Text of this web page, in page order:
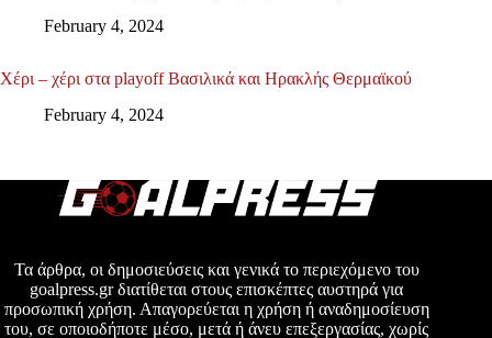
February 4, 2024
Χέρι – χέρι στα playoff Βασιλικά και Ηρακλής Θερμαϊκού
February 4, 2024
Τα άρθρα, οι δημοσιεύσεις και γενικά το περιεχόμενο του
goalpress.gr διατίθεται στους επισκέπτες αυστηρά για
προσωπική χρήση. Απαγορεύεται η χρήση ή αναδημοσίευση
του, σε οποιοδήποτε μέσο, μετά ή άνευ επεξεργασίας, χωρίς